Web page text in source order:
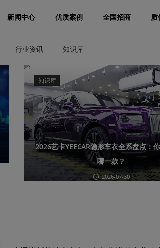
新闻中心 优质案例 全国招商 质
行业资讯 知识库
知识库
2026艺卡YEECAR隐形车衣全系盘点：
哪一款？
2026-07-30